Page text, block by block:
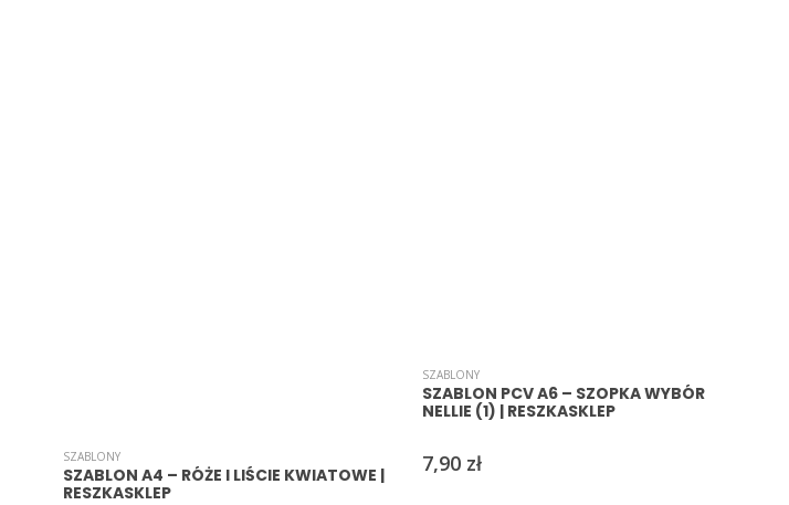
SZABLONY
SZABLON A4 – RÓŻE I LIŚCIE KWIATOWE |
RESZKASKLEP
SZABLONY
SZABLON PCV A6 – SZOPKA WYBÓR
NELLIE (1) | RESZKASKLEP
7,90 zł